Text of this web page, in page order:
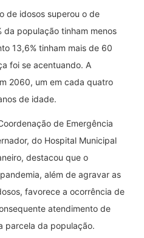
de idosos superou o de
da população tinham menos
13,6% tinham mais de 60
foi se acentuando. A
2060, um em cada quatro
de idade.
de Emergência
do Hospital Municipal
destacou que o
além de agravar as
favorece a ocorrência de
atendimento de
parcela da população.